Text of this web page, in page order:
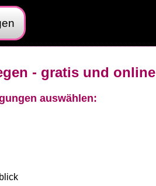
- gratis und online
auswählen: